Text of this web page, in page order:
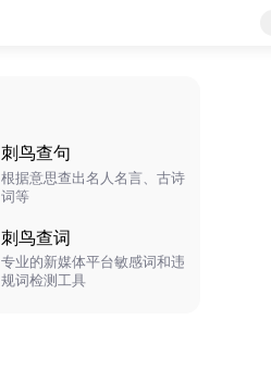
刺鸟查句
根据意思查出名人名言、古诗
词等
刺鸟查词
专业的新媒体平台敏感词和违
规词检测工具